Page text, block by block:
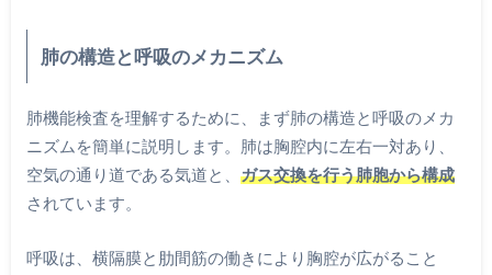
肺の構造と呼吸のメカニズム
肺機能検査を理解するために、まず肺の構造と呼吸のメカ
ニズムを簡単に説明します。肺は胸腔内に左右一対あり、
空気の通り道である気道と、 ガス交換を行う肺胞から構成
されています。
呼吸は、横隔膜と肋間筋の働きにより胸腔が広がること